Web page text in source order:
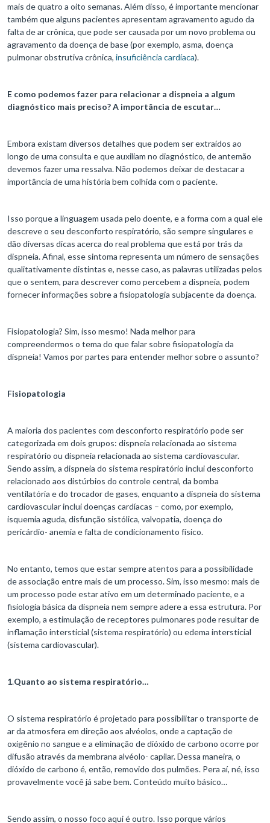
mais de quatro a oito semanas. Além disso, é importante mencionar
também que alguns pacientes apresentam agravamento agudo da
falta de ar crônica, que pode ser causada por um novo problema ou
agravamento da doença de base (por exemplo, asma, doença
pulmonar obstrutiva crônica, insuficiência cardíaca).
E como podemos fazer para relacionar a dispneia a algum
diagnóstico mais preciso? A importância de escutar…
Embora existam diversos detalhes que podem ser extraídos ao
longo de uma consulta e que auxiliam no diagnóstico, de antemão
devemos fazer uma ressalva. Não podemos deixar de destacar a
importância de uma história bem colhida com o paciente.
Isso porque a linguagem usada pelo doente, e a forma com a qual ele
descreve o seu desconforto respiratório, são sempre singulares e
dão diversas dicas acerca do real problema que está por trás da
dispneia. Afinal, esse sintoma representa um número de sensações
qualitativamente distintas e, nesse caso, as palavras utilizadas pelos
que o sentem, para descrever como percebem a dispneia, podem
fornecer informações sobre a fisiopatologia subjacente da doença.
Fisiopatologia? Sim, isso mesmo! Nada melhor para
compreendermos o tema do que falar sobre fisiopatologia da
dispneia! Vamos por partes para entender melhor sobre o assunto?
Fisiopatologia
A maioria dos pacientes com desconforto respiratório pode ser
categorizada em dois grupos: dispneia relacionada ao sistema
respiratório ou dispneia relacionada ao sistema cardiovascular.
Sendo assim, a dispneia do sistema respiratório inclui desconforto
relacionado aos distúrbios do controle central, da bomba
ventilatória e do trocador de gases, enquanto a dispneia do sistema
cardiovascular inclui doenças cardíacas – como, por exemplo,
isquemia aguda, disfunção sistólica, valvopatia, doença do
pericárdio- anemia e falta de condicionamento físico.
No entanto, temos que estar sempre atentos para a possibilidade
de associação entre mais de um processo. Sim, isso mesmo: mais de
um processo pode estar ativo em um determinado paciente, e a
fisiologia básica da dispneia nem sempre adere a essa estrutura. Por
exemplo, a estimulação de receptores pulmonares pode resultar de
inflamação intersticial (sistema respiratório) ou edema intersticial
(sistema cardiovascular).
1.Quanto ao sistema respiratório…
O sistema respiratório é projetado para possibilitar o transporte de
ar da atmosfera em direção aos alvéolos, onde a captação de
oxigênio no sangue e a eliminação de dióxido de carbono ocorre por
difusão através da membrana alvéolo- capilar. Dessa maneira, o
dióxido de carbono é, então, removido dos pulmões. Pera aí, né, isso
provavelmente você já sabe bem. Conteúdo muito básico…
Sendo assim, o nosso foco aqui é outro. Isso porque vários